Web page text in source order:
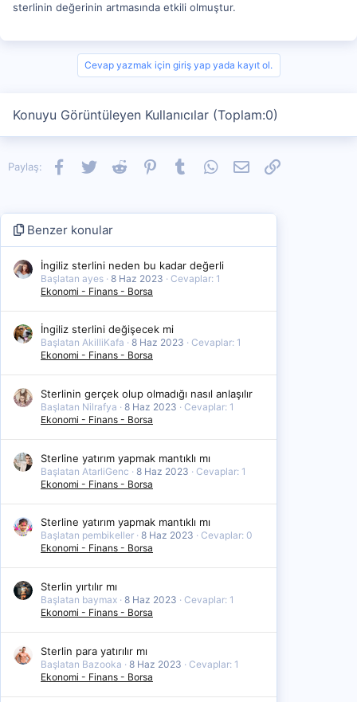
sterlinin değerinin artmasında etkili olmuştur.
Cevap yazmak için giriş yap yada kayıt ol.
Konuyu Görüntüleyen Kullanıcılar (Toplam:0)
Paylaş: Facebook
TwitterReddit PinterestTumblrWhatsApp
E-postaLink
Benzer konular
İngiliz sterlini neden bu kadar değerli
Başlatan ayes 8 Haz 2023
Cevaplar: 1
Ekonomi - Finans - Borsa
İngiliz sterlini değişecek mi
Başlatan AkilliKafa 8 Haz 2023
Cevaplar: 1
Ekonomi - Finans - Borsa
Sterlinin gerçek olup olmadığı nasıl anlaşılır
Başlatan Nilrafya 8 Haz 2023
Cevaplar: 1
Ekonomi - Finans - Borsa
Sterline yatırım yapmak mantıklı mı
Başlatan AtarliGenc 8 Haz 2023
Cevaplar: 1
Ekonomi - Finans - Borsa
Sterline yatırım yapmak mantıklı mı
Başlatan pembikeller 8 Haz 2023
Cevaplar: 0
Ekonomi - Finans - Borsa
Sterlin yırtılır mı
Başlatan baymax 8 Haz 2023
Cevaplar: 1
Ekonomi - Finans - Borsa
Sterlin para yatırılır mı
Başlatan Bazooka 8 Haz 2023
Cevaplar: 1
Ekonomi - Finans - Borsa